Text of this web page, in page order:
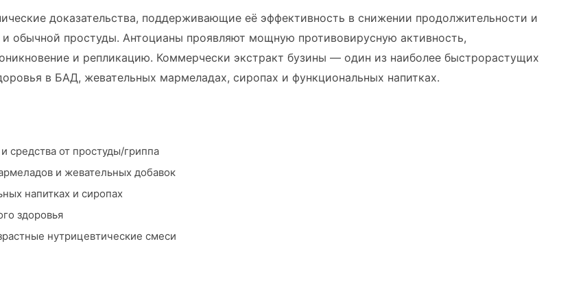
доказательства, поддерживающие её эффективность в снижении продолжительности и
обычной простуды. Антоцианы проявляют мощную противовирусную активность,
и репликацию. Коммерчески экстракт бузины — один из наиболее быстрорастущих
в БАД, жевательных мармеладах, сиропах и функциональных напитках.
средства от простуды/гриппа
и жевательных добавок
напитках и сиропах
здоровья
нутрицевтические смеси